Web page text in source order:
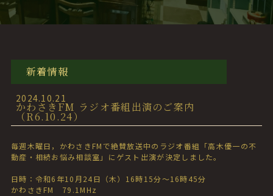
新着情報
2024.10.21
かわさきFM ラジオ番組出演のご案内
（R6.10.24）
毎週木曜日，かわさきFMで絶賛放送中のラジオ番組「高木優一の不
動産・相続お悩み相談室」にゲスト出演が決定しました。
日時：令和6年10月24日（木）16時15分～16時45分
かわさきFM 79.1MHz